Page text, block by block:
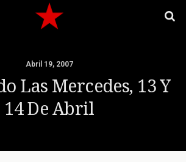
Abril 19, 2007
Las Mercedes, 13 Y
14 De Abril